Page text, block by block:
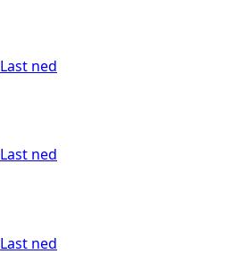
Last ned
Last ned
Last ned